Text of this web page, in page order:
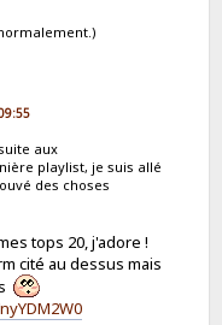
aux
playlist, je suis allé
des choses
tops 20, j'adore !
cité au dessus mais